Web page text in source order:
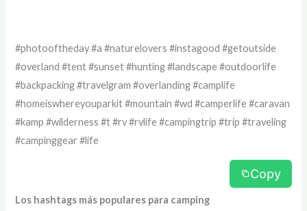
#photooftheday #a #naturelovers #instagood #getoutside
#overland #tent #sunset #hunting #landscape #outdoorlife
#backpacking #travelgram #overlanding #camplife
#homeiswhereyouparkit #mountain #wd #camperlife #caravan
#kamp #wilderness #t #rv #rvlife #campingtrip #trip #traveling
#campinggear #life
Copy
Los hashtags más populares para camping